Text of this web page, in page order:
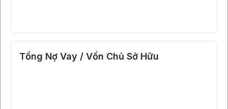
Tổng Nợ Vay / Vốn Chủ Sở Hữu